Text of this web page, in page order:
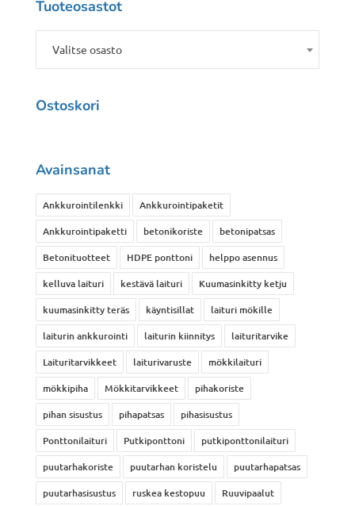
Tuoteosastot
Valitse osasto
Ostoskori
Avainsanat
Ankkurointilenkki
Ankkurointipaketit
Ankkurointipaketti
betonikoriste
betonipatsas
Betonituotteet
HDPE ponttoni
helppo asennus
kelluva laituri
kestävä laituri
Kuumasinkitty ketju
kuumasinkitty teräs
käyntisillat
laituri mökille
laiturin ankkurointi
laiturin kiinnitys
laituritarvike
Laituritarvikkeet
laiturivaruste
mökkilaituri
mökkipiha
Mökkitarvikkeet
pihakoriste
pihan sisustus
pihapatsas
pihasisustus
Ponttonilaituri
Putkiponttoni
putkiponttonilaituri
puutarhakoriste
puutarhan koristelu
puutarhapatsas
puutarhasisustus
ruskea kestopuu Ruuvipaalut